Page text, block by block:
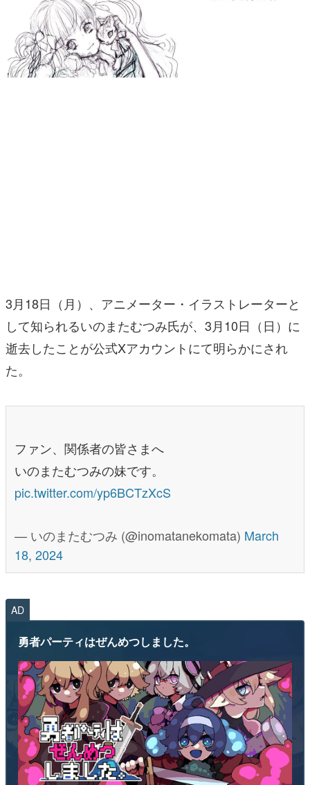
若ゲのいたり〜ゲームクリエイターの青春〜
『うつヌケ』『ペンと箸』等で知られるマンガ家・田中圭
一先生によるゲーム業界レポートマンガです。
なんでゲームは面白い？
アプリレビュー
その他
3月18日（月）、アニメーター・イラストレーターと
して知られるいのまたむつみ氏が、3月10日（日）に
逝去したことが公式Xアカウントにて明らかにされ
た。
ファン、関係者の皆さまへ
いのまたむつみの妹です。
pic.twitter.com/yp6BCTzXcS
— いのまたむつみ (@inomatanekomata) March
18, 2024
AD
勇者パーティはぜんめつしました。